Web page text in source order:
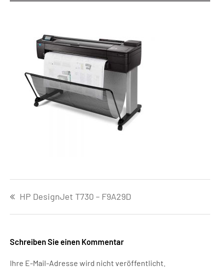
HP DesignJet T730 – F9A29D
Schreiben Sie einen Kommentar
Ihre E-Mail-Adresse wird nicht veröffentlicht.